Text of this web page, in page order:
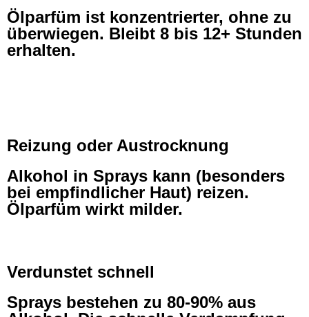
Ölparfüm ist konzentrierter, ohne zu
überwiegen. Bleibt 8 bis 12+ Stunden
erhalten.
Reizung oder Austrocknung
Alkohol in Sprays kann (besonders
bei empfindlicher Haut) reizen.
Ölparfüm wirkt milder.
Verdunstet schnell
Sprays bestehen zu 80-90% aus